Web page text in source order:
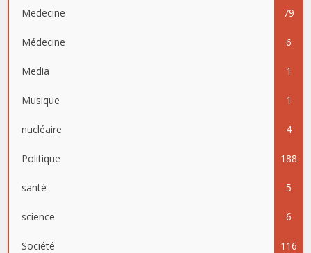
Medecine 79
Médecine 6
Media 1
Musique 1
nucléaire 4
Politique 188
santé 5
science 6
Société 116